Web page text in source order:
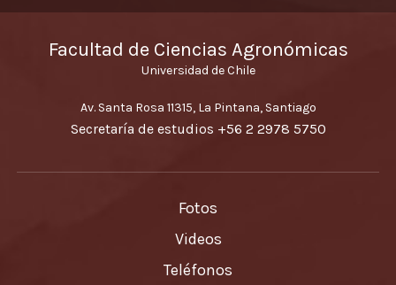
Facultad de Ciencias Agronómicas
Universidad de Chile
Av. Santa Rosa 11315, La Pintana, Santiago
Secretaría de estudios +56 2 2978 5750
Fotos
Videos
Teléfonos